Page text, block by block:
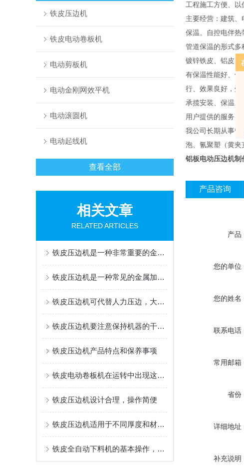
铁皮压边机
铁皮电动卷板机
电动剪板机
电动金刚网效平机
电动滚圆机
电动起线机
查看全部
相关文章
RELATED ARTICLES
铁皮压边机是一种非常重要的金属加工设备
铁皮压边机是一种常见的金属加工设备
铁皮压边机可代替人力压边，大大提高了生产效率
铁皮压边机要注意保持机器的干燥和整洁程度
铁皮压边机产品特点和保养事项
铁皮电动卷板机在运转中出现这些问题应该停机
铁皮压边机设计合理，操作简便
铁皮压边机适用于不同厚度和材质的金属板材加工
铁皮全自动下料机的基本操作，新手不得不看
工程施工方便、
主要经营：建筑
保温。自控电伴热
管道保温的形式多
镀锌铁皮、铝皮、
有保温性能好、使
行、效果良好，
承揽安装、保温、
用户提供的服务！
我公司长期从事管
泡、氰聚塑（黄夹
铝板电动压边机制
产品咨询
产品
您的单位
您的姓名
联系电话
常用邮箱
省份
详细地址
补充说明